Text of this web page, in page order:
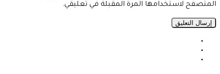
المتصفح لاستخدامها المرة المقبلة في تعليقي.